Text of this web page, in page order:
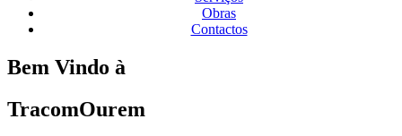
Obras
Contactos
Bem Vindo à
TracomOurem